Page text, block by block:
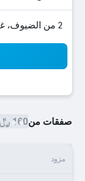
2 من الضيوف، غرفة واحدة
صفقات من160 ﷼
مزود